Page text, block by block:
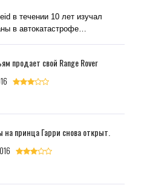
в течении 10 лет изучал
в автокатастрофе…
продает свой Range Rover
на принца Гарри снова открыт.